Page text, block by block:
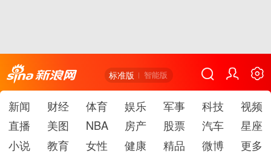
标准版 智能版
新闻 财经 体育 娱乐 军事 科技
视频
直播
美图 NBA 房产 股票 汽车
星座
小说
教育 女性 健康 精品 微博 更多